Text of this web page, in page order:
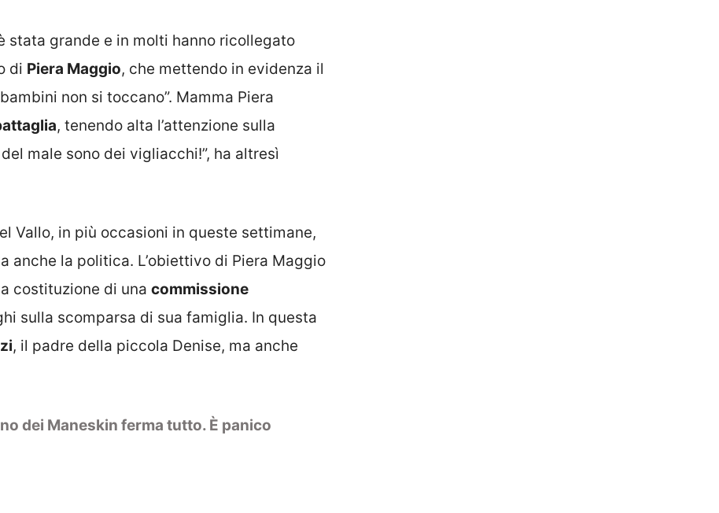
stata grande e in molti hanno ricollegato
di Piera Maggio, che mettendo in evidenza il
non si toccano”. Mamma Piera
, tenendo alta l’attenzione sulla
male sono dei vigliacchi!”, ha altresì
Vallo, in più occasioni in queste settimane,
anche la politica. L’obiettivo di Piera Maggio
costituzione di una commissione
sulla scomparsa di sua famiglia. In questa
, il padre della piccola Denise, ma anche
dei Maneskin ferma tutto. È panico